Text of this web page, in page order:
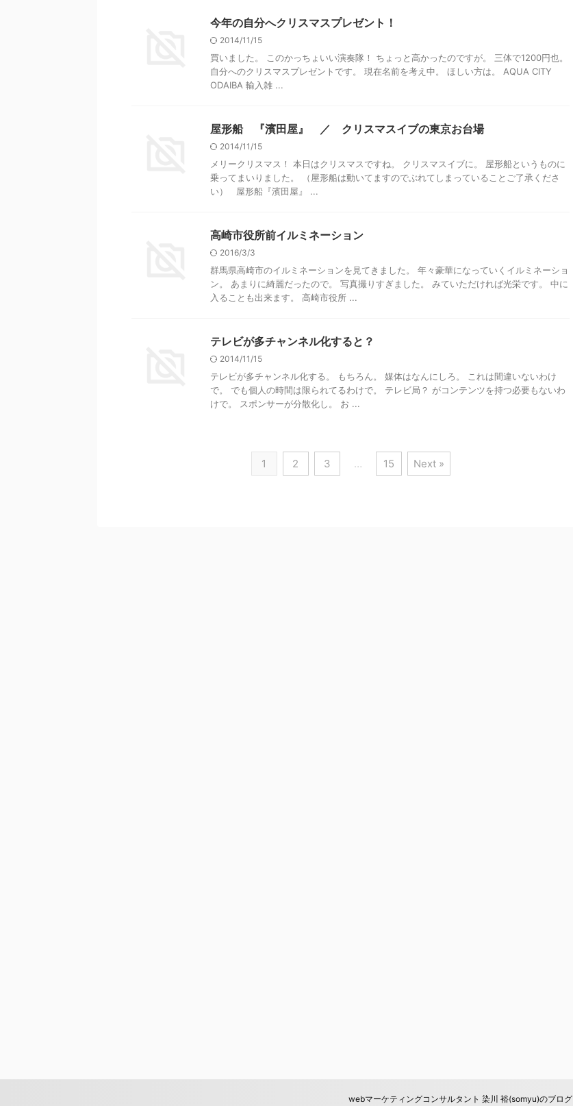
今年の自分へクリスマスプレゼント！
2014/11/15
買いました。 このかっちょいい演奏隊！ ちょっと高かったのですが。 三体で1200円也。
自分へのクリスマスプレゼントです。 現在名前を考え中。 ほしい方は。 AQUA CITY
ODAIBA 輸入雑 ...
屋形船 『濱田屋』 ／ クリスマスイブの東京お台場
2014/11/15
メリークリスマス！ 本日はクリスマスですね。 クリスマスイブに。 屋形船というものに
乗ってまいりました。 （屋形船は動いてますのでぶれてしまっていることご了承くださ
い） 屋形船『濱田屋』 ...
高崎市役所前イルミネーション
2016/3/3
群馬県高崎市のイルミネーションを見てきました。 年々豪華になっていくイルミネーショ
ン。 あまりに綺麗だったので。 写真撮りすぎました。 みていただければ光栄です。 中に
入ることも出来ます。 高崎市役所 ...
テレビが多チャンネル化すると？
2014/11/15
テレビが多チャンネル化する。 もちろん。 媒体はなんにしろ。 これは間違いないわけ
で。 でも個人の時間は限られてるわけで。 テレビ局？ がコンテンツを持つ必要もないわ
けで。 スポンサーが分散化し。 お ...
1 2 3 … 15 Next »
webマーケティングコンサルタント 染川 裕(somyu)のブログ